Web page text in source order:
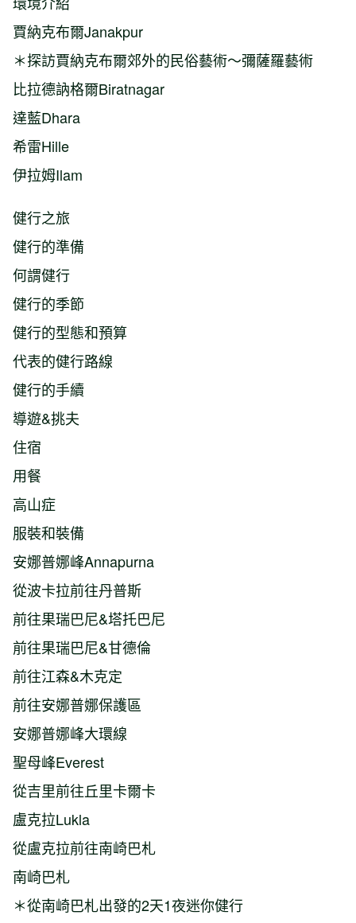
賈納克布爾Janakpur
＊探訪賈納克布爾郊外的民俗藝術～彌薩羅藝術
比拉德訥格爾Biratnagar
達藍Dhara
希雷Hille
伊拉姆Ilam
健行之旅
健行的準備
何謂健行
健行的季節
健行的型態和預算
代表的健行路線
健行的手續
導遊&挑夫
住宿
用餐
高山症
服裝和裝備
安娜普娜峰Annapurna
從波卡拉前往丹普斯
前往果瑞巴尼&塔托巴尼
前往果瑞巴尼&甘德倫
前往江森&木克定
前往安娜普娜保護區
安娜普娜峰大環線
聖母峰Everest
從吉里前往丘里卡爾卡
盧克拉Lukla
從盧克拉前往南崎巴札
南崎巴札
＊從南崎巴札出發的2天1夜迷你健行